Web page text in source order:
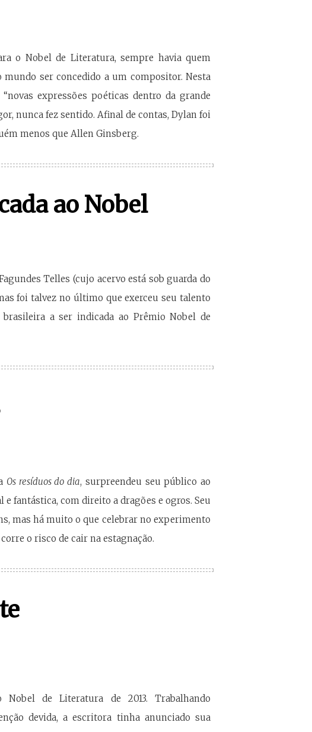
o Nobel de Literatura, sempre havia quem
ser concedido a um compositor. Nesta
expressões poéticas dentro da grande
nunca fez sentido. Afinal de contas, Dylan foi
menos que Allen Ginsberg.
ao Nobel
Telles (cujo acervo está sob guarda do
foi talvez no último que exerceu seu talento
a ser indicada ao Prêmio Nobel de
Os resíduos do dia, surpreendeu seu público ao
fantástica, com direito a dragões e ogros. Seu
mas há muito o que celebrar no experimento
o risco de cair na estagnação.
de Literatura de 2013. Trabalhando
devida, a escritora tinha anunciado sua